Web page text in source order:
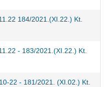
184/2021.(XI.22.) Kt.
- 183/2021.(XI.22.) Kt.
22 - 181/2021. (XI.02.) Kt.